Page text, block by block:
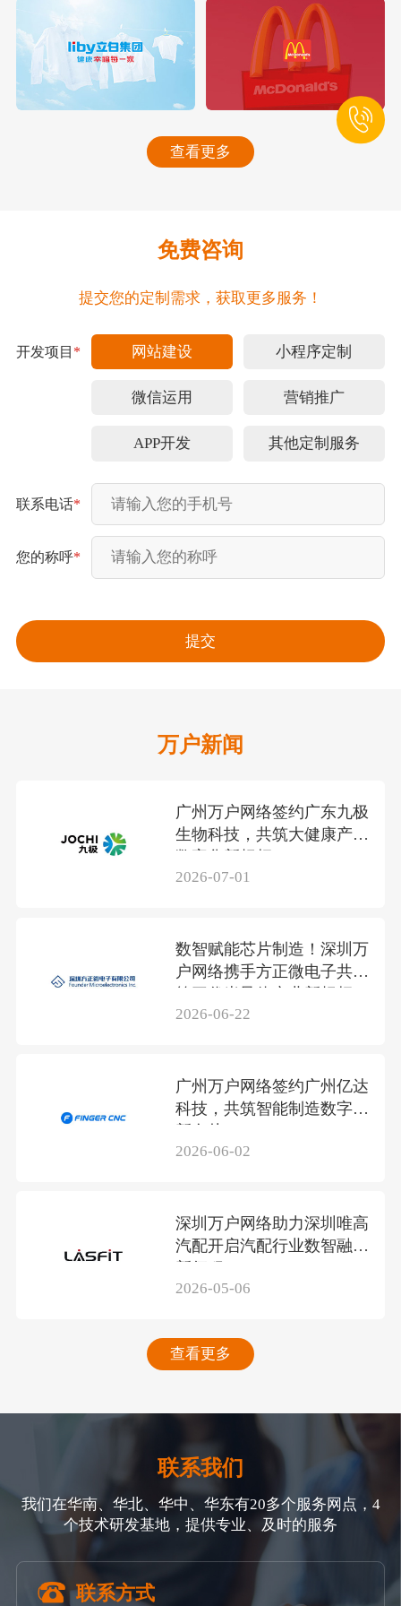
查看更多
免费咨询
提交您的定制需求，获取更多服务！
开发项目 * 网站建设 小程序定制
微信运用 营销推广
APP开发 其他定制服务
联系电话*
您的称呼*
万户新闻
广州万户网络签约广东九极
生物科技，共筑大健康产业
2026-07-01
数智赋能芯片制造！深圳万
户网络携手方正微电子共筑
2026-06-22
广州万户网络签约广州亿达
科技，共筑智能制造数字化
新名片
2026-06-02
深圳万户网络助力深圳唯高
汽配开启汽配行业数智融合
新征程
2026-05-06
查看更多
联系我们
我们在华南、华北、华中、华东有20多个服务网点，4
个技术研发基地，提供专业、及时的服务
联系方式